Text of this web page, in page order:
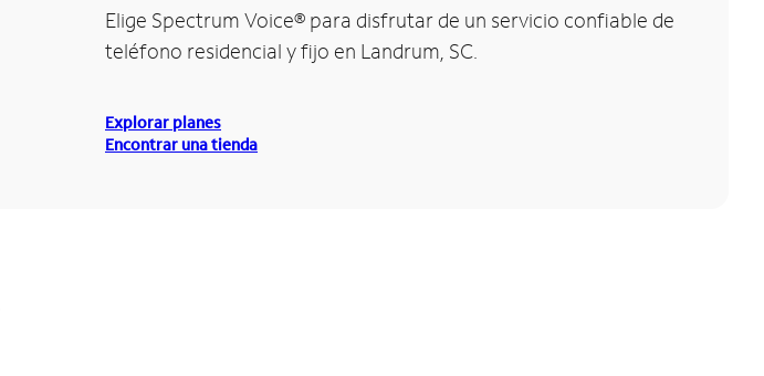
Elige Spectrum Voice® para disfrutar de un servicio confiable de
teléfono residencial y fijo en Landrum, SC.
Explorar planes
Encontrar una tienda